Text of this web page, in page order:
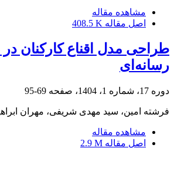
مشاهده مقاله
اصل مقاله 408.5 K
طراحی مدل اقناع کارکنان در
رسانه‌ای
دوره 17، شماره 1، 1404، صفحه 69-95
فرشته امین، سید مهدی شریفی، مهران
مشاهده مقاله
اصل مقاله 2.9 M